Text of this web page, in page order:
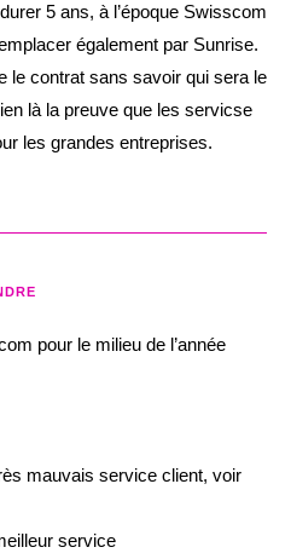
5 ans, à l’époque Swisscom
également par Sunrise.
le contrat sans savoir qui sera le
là la preuve que les servicse
les grandes entreprises.
pour le milieu de l’année
mauvais service client, voir
service